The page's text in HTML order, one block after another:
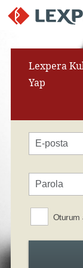
Lexpera
Yap
Oturum